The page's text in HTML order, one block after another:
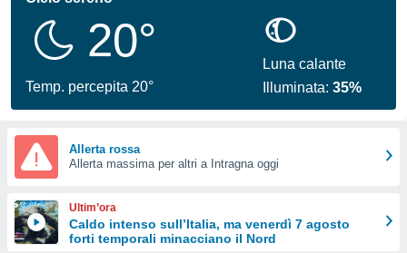
per
le
di
Web
le
20°
Temp. percepita 20°
Luna calante
Illuminata:35%
Allerta rossa
Allerta massima per altri a Intragna oggi
Ultim’ora
Caldo intenso sull’Italia, ma venerdì 7 agosto
forti temporali minacciano il Nord